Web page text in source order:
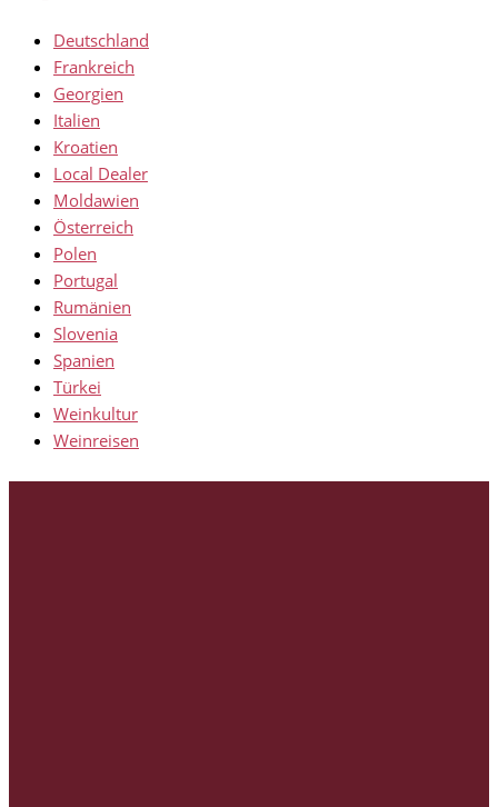
Deutschland
Frankreich
Georgien
Italien
Kroatien
Local Dealer
Moldawien
Österreich
Polen
Portugal
Rumänien
Slovenia
Spanien
Türkei
Weinkultur
Weinreisen